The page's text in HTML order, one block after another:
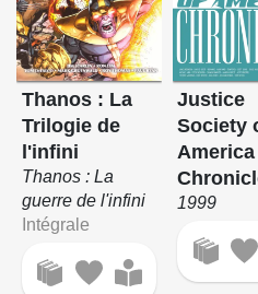
Thanos : La
Trilogie de
l'infini
Thanos : La
guerre de l'infini
Intégrale
Justice
Society
America
1999